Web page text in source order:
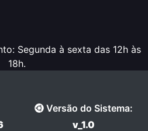
Segunda à sexta das 12h às
18h.
Versão do Sistema:
v_1.0